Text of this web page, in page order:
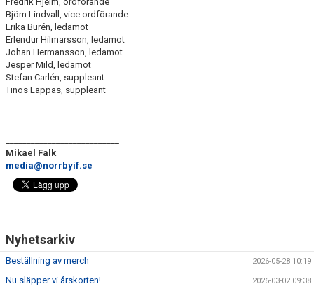
Björn Lindvall, vice ordförande
Erika Burén, ledamot
Erlendur Hilmarsson, ledamot
Johan Hermansson, ledamot
Jesper Mild, ledamot
Stefan Carlén, suppleant
Tinos Lappas, suppleant
Mikael Falk
media@norrbyif.se
Nyhetsarkiv
Beställning av merch 2026-05-28 10:19
Nu släpper vi årskorten! 2026-03-02 09:38